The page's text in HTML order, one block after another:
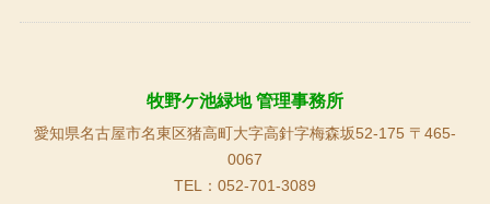
牧野ケ池緑地 管理事務所
愛知県名古屋市名東区猪高町大字高針字梅森坂52-175 〒465-
0067
TEL：052-701-3089